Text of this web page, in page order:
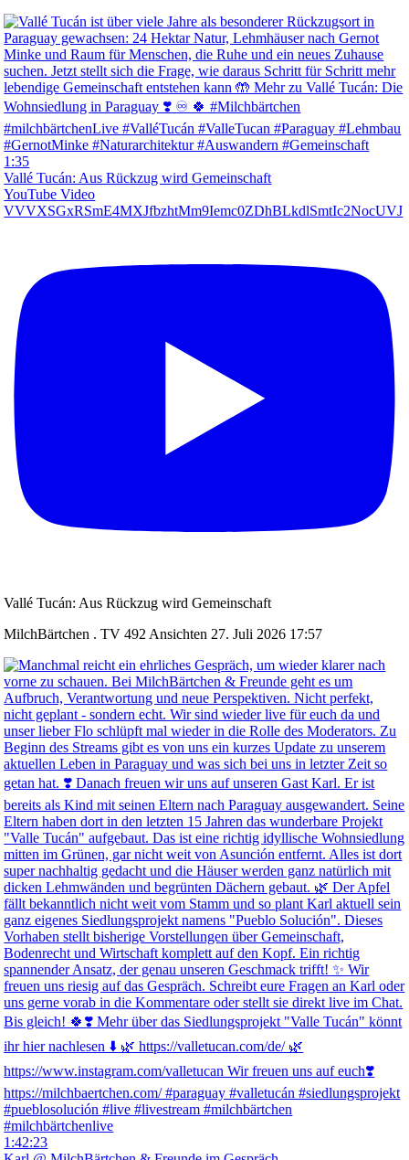
1:35
Vallé Tucán: Aus Rückzug wird Gemeinschaft
YouTube Video
VVVXSGxRSmE4MXJfbzhtMm9Iemc0ZDhBLkdlSmtIc2NocUVJ
Vallé Tucán: Aus Rückzug wird Gemeinschaft
MilchBärtchen . TV 492 Ansichten 27. Juli 2026 17:57
1:42:23